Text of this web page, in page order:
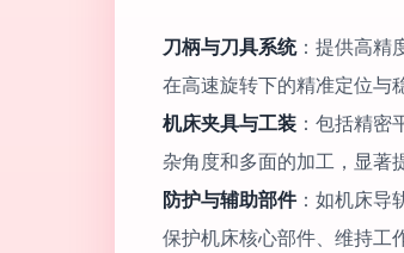
刀柄与刀具系统：提供高精
在高速旋转下的精准定位与
机床夹具与工装 ：包括精
杂角度和多面的加工，显著
防护与辅助部件：如机床导
保护机床核心部件、维持工